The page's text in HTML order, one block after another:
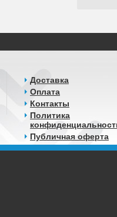
Доставка
Оплата
Контакты
Политика
Публичная оферта